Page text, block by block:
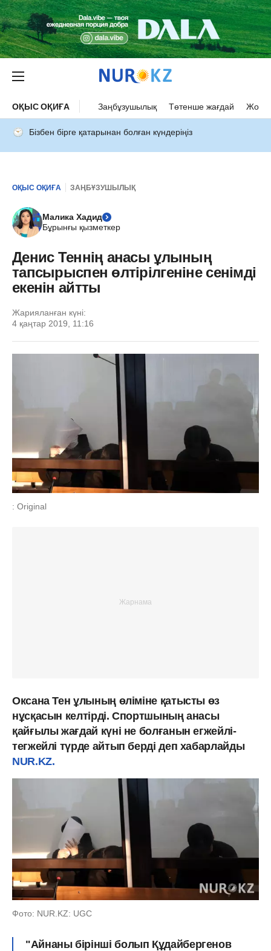
ОҚЫС ОҚИҒА Заңбұзушылық Төтенше жағдай Жол
Бізбен бірге қатарынан болған күндеріңіз
ОҚЫС ОҚИҒА ЗАҢБҰЗУШЫЛЫҚ
Малика Хадид
Бұрынғы қызметкер
Денис Теннің анасы ұлының
тапсырыспен өлтірілгеніне сенімді
екенін айтты
Жарияланған күні:
4 қаңтар 2019, 11:16
: Original
Оксана Тен ұлының өліміне қатысты өз
нұсқасын келтірді. Спортшының анасы
қайғылы жағдай күні не болғанын егжейлі-
тегжейлі түрде айтып берді деп хабарлайды
NUR.KZ.
Фото: NUR.KZ: UGC
"Айнаны бірінші болып Құдайбергенов